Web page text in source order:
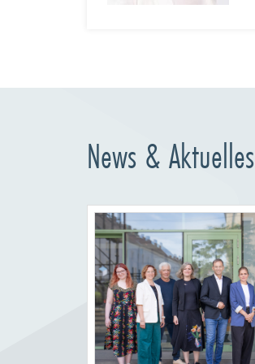
News & Aktuelles